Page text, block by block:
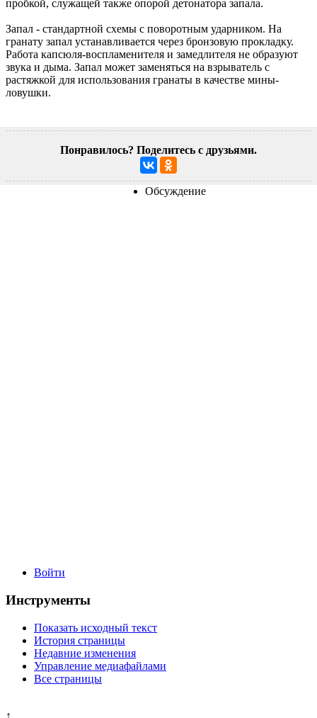
пробкой, служащей также опорой детонатора запала.
Запал - стандартной схемы с поворотным ударником. На
гранату запал устанавливается через бронзовую прокладку.
Работа капсюля-воспламенителя и замедлителя не образуют
звука и дыма. Запал может заменяться на взрыватель с
растяжкой для использования гранаты в качестве мины-
ловушки.
Понравилось? Поделитесь с друзьями.
Обсуждение
Войти
Инструменты
Показать исходный текст
История страницы
Недавние изменения
Управление медиафайлами
Все страницы
↑